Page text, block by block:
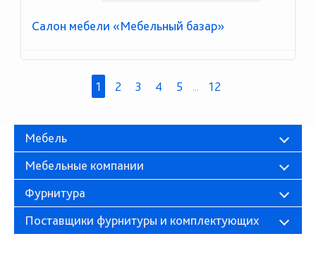
Салон мебели «Мебельный базар»
1 2 3 4 5 ... 12
Мебель
Мебельные компании
Фурнитура
Поставщики фурнитуры и комплектующих